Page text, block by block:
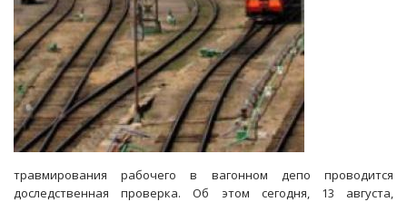
травмирования рабочего в вагонном депо проводится
доследственная проверка. Об этом сегодня, 13 августа,